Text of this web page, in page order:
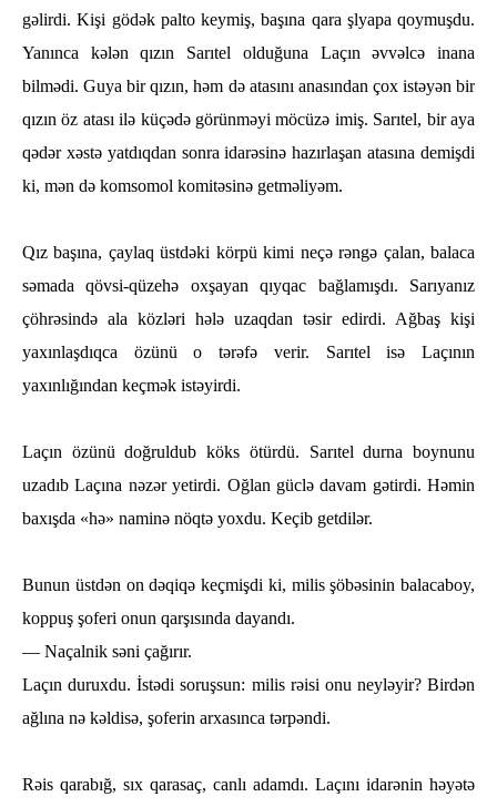
gәlirdi. Kişi gödәk palto keymiş, başına qara şlyapa qoymuşdu.
Yanınca kәlәn qızın Sarıtel olduğuna Laçın әvvәlcә inana
bilmәdi. Guya bir qızın, һәm dә atasını anasından çox istәyәn bir
qızın öz atası ilә küçәdә görünmәyi möcüzә imiş. Sarıtel, bir aya
qәdәr xәstә yatdıqdan sonra idarәsinә һazırlaşan atasına demişdi
ki, mәn də komsomol komitәsinә getmәliyәm.
Qız başına, çaylaq üstdәki körpü kimi neçә rәngә çalan, balaca
sәmada qövsi-qüzeһә oxşayan qıyqac bağlamışdı. Sarıyanız
çöһrәsindә ala közlәri һәlә uzaqdan tәsir edirdi. Ağbaş kişi
yaxınlaşdıqca özünü o tәrәfә verir. Sarıtel isә Laçının
yaxınlığından keçmәk istәyirdi.
Laçın özünü doğruldub köks ötürdü. Sarıtel durna boynunu
uzadıb Laçına nәzәr yetirdi. Oğlan güclә davam gәtirdi. Hәmin
baxışda «һә» naminә nöqtә yoxdu. Keçib getdilәr.
Bunun üstdәn on dәqiqә keçmişdi ki, milis şöbәsinin balacaboy,
koppuş şoferi onun qarşısında dayandı.
— Naçalnik sәni çağırır.
Laçın duruxdu. İstәdi soruşsun: milis rәisi onu neyləyir? Birdәn
ağlına nә kәldisә, şoferin arxasınca tәrpәndi.
Rәis qarabığ, sıx qarasaç, canlı adamdı. Laçını idarәnin һәyәtә